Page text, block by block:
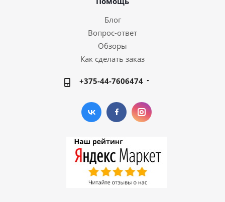
Блог
Вопрос-ответ
Обзоры
Как сделать заказ
+375-44-7606474